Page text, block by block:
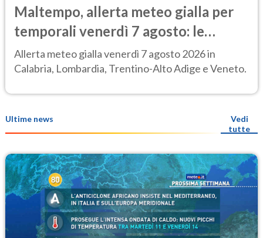
Maltempo, allerta meteo gialla per
temporali venerdì 7 agosto: le
regioni colpite
Allerta meteo gialla venerdì 7 agosto 2026 in
Calabria, Lombardia, Trentino-Alto Adige e Veneto.
Ultime news
Vedi
tutte